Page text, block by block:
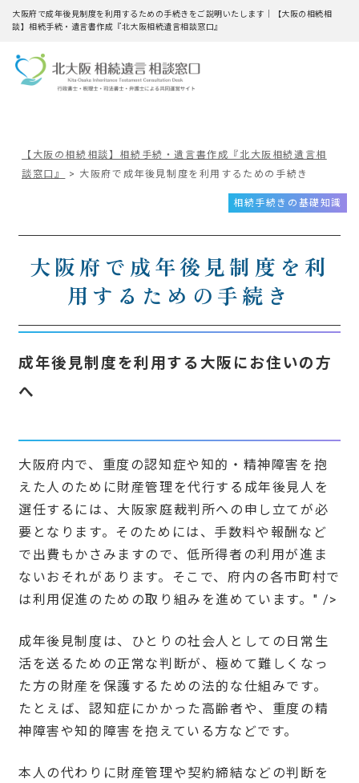
大阪府で成年後見制度を利用するための手続きをご説明いたします｜【大阪の相続相
談】相続手続・遺言書作成『北大阪相続遺言相談窓口』
【大阪の相続相談】相続手続・遺言書作成『北大阪相続遺言相
談窓口』
> 大阪府で成年後見制度を利用するための手続き
相続手続きの基礎知識
大阪府で成年後見制度を利
用するための手続き
成年後見制度を利用する大阪にお住いの方
へ
大阪府内で、重度の認知症や知的・精神障害を抱
えた人のために財産管理を代行する成年後見人を
選任するには、大阪家庭裁判所への申し立てが必
要となります。そのためには、手数料や報酬など
で出費もかさみますので、低所得者の利用が進ま
ないおそれがあります。そこで、府内の各市町村で
は利用促進のための取り組みを進めています。" />
成年後見制度は、ひとりの社会人としての日常生
活を送るための正常な判断が、極めて難しくなっ
た方の財産を保護するための法的な仕組みです。
たとえば、認知症にかかった高齢者や、重度の精
神障害や知的障害を抱えている方などです。
本人の代わりに財産管理や契約締結などの判断を